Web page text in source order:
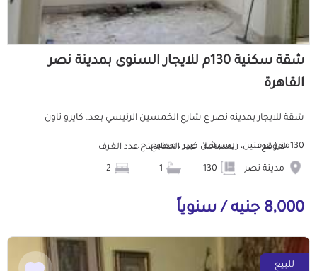
شقة سكنية 130م للايجار السنوى بمدينة نصر
القاهرة
شقة للايجار بمدينه نصر ع شارع الخمسين الرئيسي بعد. كايرو تاون
130متر( غرفتين، ريسبشن كبير ، مطبخ، ح... الموقع
مدينة نصر
المساحة عدد الحمامات عدد الغرف
8,000 جنيه / سنوياً
للبيع